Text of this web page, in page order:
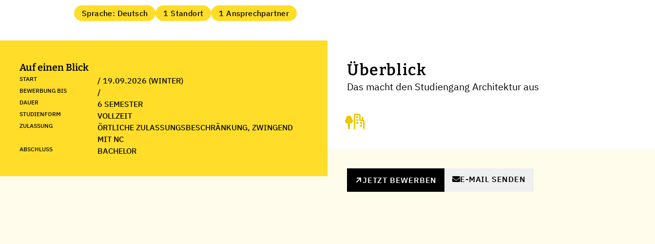
Sprache: Deutsch 1 Standort 1 Ansprechpartner
Auf einen Blick
START / 19.09.2026 (WINTER)
BEWERBUNG BIS /
DAUER 6 SEMESTER
STUDIENFORM VOLLZEIT
ZULASSUNG
ÖRTLICHE ZULASSUNGSBESCHRÄNKUNG, ZWINGEND
MIT NC
ABSCHLUSS BACHELOR
Überblick
Das macht den Studiengang Architektur aus
JETZT BEWERBEN E-MAIL SENDEN